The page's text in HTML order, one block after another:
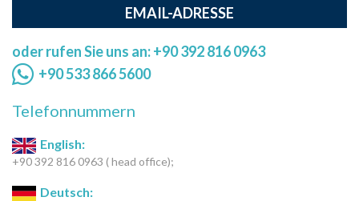
EMAIL-ADRESSE
oder rufen Sie uns an: +90 392 816 0963
+90 533 866 5600
Telefonnummern
English:
+90 392 816 0963 ( head office);
Deutsch: